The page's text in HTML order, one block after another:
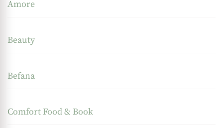
Amore
Beauty
Befana
Comfort Food & Book